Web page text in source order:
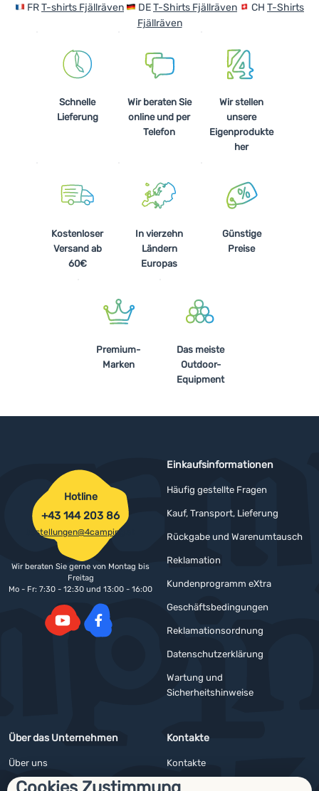
FRT-shirts Fjällräven DET-Shirts Fjällräven CH T-Shirts
Fjällräven
Schnelle
Lieferung
Wir beraten Sie
online und per
Telefon
Wir stellen
unsere
Eigenprodukte
her
Kostenloser
Versand ab
60€
In vierzehn
Ländern
Europas
Günstige
Preise
Premium-
Marken
Das meiste
Outdoor-
Equipment
Einkaufsinformationen
Häufig gestellte Fragen
Kauf, Transport, Lieferung
Rückgabe und Warenumtausch
Reklamation
Kundenprogramm eXtra
Geschäftsbedingungen
Reklamationsordnung
Datenschutzerklärung
Wartung und
Sicherheitshinweise
Über das Unternehmen
Über uns
Impressum
Kontakte
Kontakte
Angebote für Firmen und Vereine
Hotline
+43 144 203 86
bestellungen@4camping.at
Wir beraten Sie gerne von Montag bis
Freitag
Mo - Fr: 7:30 - 12:30 und 13:00 - 16:00